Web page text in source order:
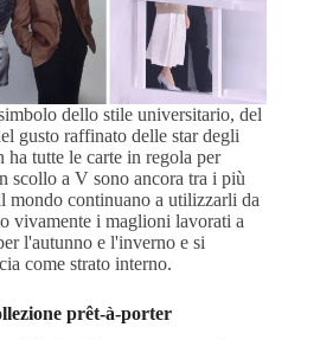
dello stile universitario, del
gusto raffinato delle star degli
ha tutte le carte in regola per
scollo a V sono ancora tra i più
continuano a utilizzarli da
vivamente i maglioni lavorati a
l'autunno e l'inverno e si
come strato interno.
prêt-à-porter